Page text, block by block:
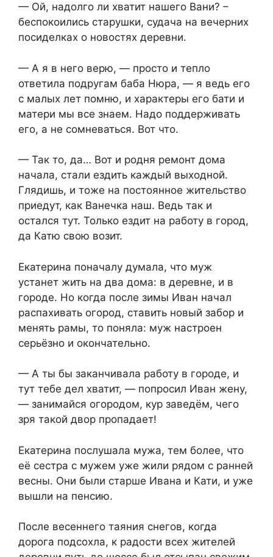
— Ой, надолго ли хватит нашего Вани? –
беспокоились старушки, судача на вечерних
посиделках о новостях деревни.
— А я в него верю, — просто и тепло
ответила подругам баба Нюра, — я ведь его
с малых лет помню, и характеры его бати и
матери мы все знаем. Надо поддерживать
его, а не сомневаться. Вот что.
— Так то, да… Вот и родня ремонт дома
начала, стали ездить каждый выходной.
Глядишь, и тоже на постоянное жительство
приедут, как Ванечка наш. Ведь так и
остался тут. Только ездит на работу в город,
да Катю свою возит.
Екатерина поначалу думала, что муж
устанет жить на два дома: в деревне, и в
городе. Но когда после зимы Иван начал
распахивать огород, ставить новый забор и
менять рамы, то поняла: муж настроен
серьёзно и окончательно.
— А ты бы заканчивала работу в городе, и
тут тебе дел хватит, — попросил Иван жену,
— занимайся огородом, кур заведём, чего
зря такой двор пропадает!
Екатерина послушала мужа, тем более, что
её сестра с мужем уже жили рядом с ранней
весны. Они были старше Ивана и Кати, и уже
вышли на пенсию.
После весеннего таяния снегов, когда
дорога подсохла, к радости всех жителей